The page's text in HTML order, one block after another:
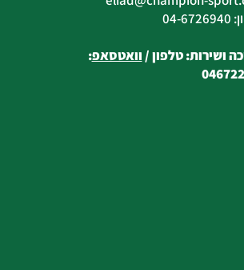
ושירות: טלפון /וואטסאפ: